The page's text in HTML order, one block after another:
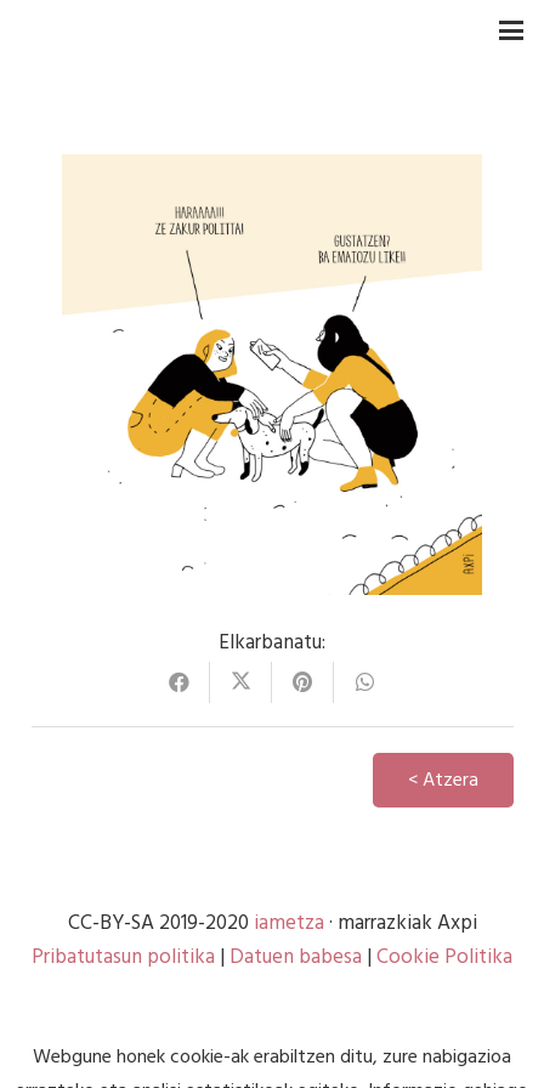
Elkarbanatu:
< Atzera
CC-BY-SA 2019-2020 iametza· marrazkiak Axpi
Pribatutasun politika | Datuen babesa |Cookie Politika
Webgune honek cookie-ak erabiltzen ditu, zure nabigazioa